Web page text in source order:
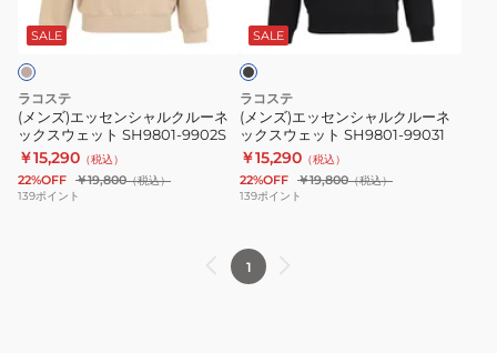
シ
ャ
ル
ク
ル
ー
ネ
SALE
ラコステ
(メンズ)エッセンシャルクルーネ
ックスウェット SH9801-9902S
￥15,290 （税込）
22%OFF ￥19,800（税込）
139ポイント
シ
ャ
ル
ク
ル
ー
ネ
ク
ス
SALE
ッ
ラコステ
(メンズ)エッセンシャルクルーネ
ックスウェット SH9801-99031
￥15,290 （税込）
22%OFF ￥19,800（税込）
139ポイント
1